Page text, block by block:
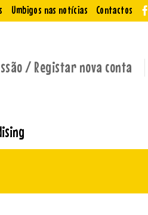
Umbigos nas notícias Contactos
/ Registar nova conta